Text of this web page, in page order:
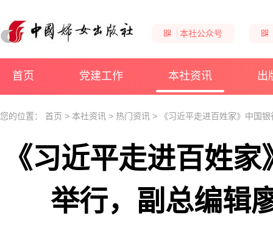
本社公众号
首页 党建工作 本社资讯 出
您的位置： 首页 > 本社资讯 > 热门资讯 > 《习近平走进百姓家》中国
《习近平走进百姓
举行，副总编辑